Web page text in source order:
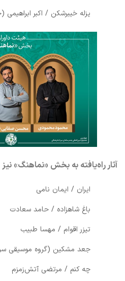
یزله خیبرشکن / اکبر ابراهیمی
آثار راه‌یافته به بخش «نماهنگ» نیز
ایران / ایمان نامی
باغ شاهزاده / حامد سعادت
تیزر اقوام / مهسا طبیب
جعد مشکین (گروه موسیقی
چه کنم / مرتضی آتش‌زمزم